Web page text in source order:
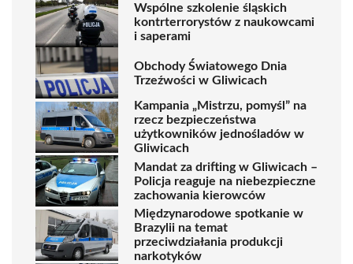
Wspólne szkolenie śląskich
kontrterrorystów z naukowcami
i saperami
Obchody Światowego Dnia
Trzeźwości w Gliwicach
Kampania „Mistrzu, pomyśl” na
rzecz bezpieczeństwa
użytkowników jednośladów w
Gliwicach
Mandat za drifting w Gliwicach –
Policja reaguje na niebezpieczne
zachowania kierowców
Międzynarodowe spotkanie w
Brazylii na temat
przeciwdziałania produkcji
narkotyków